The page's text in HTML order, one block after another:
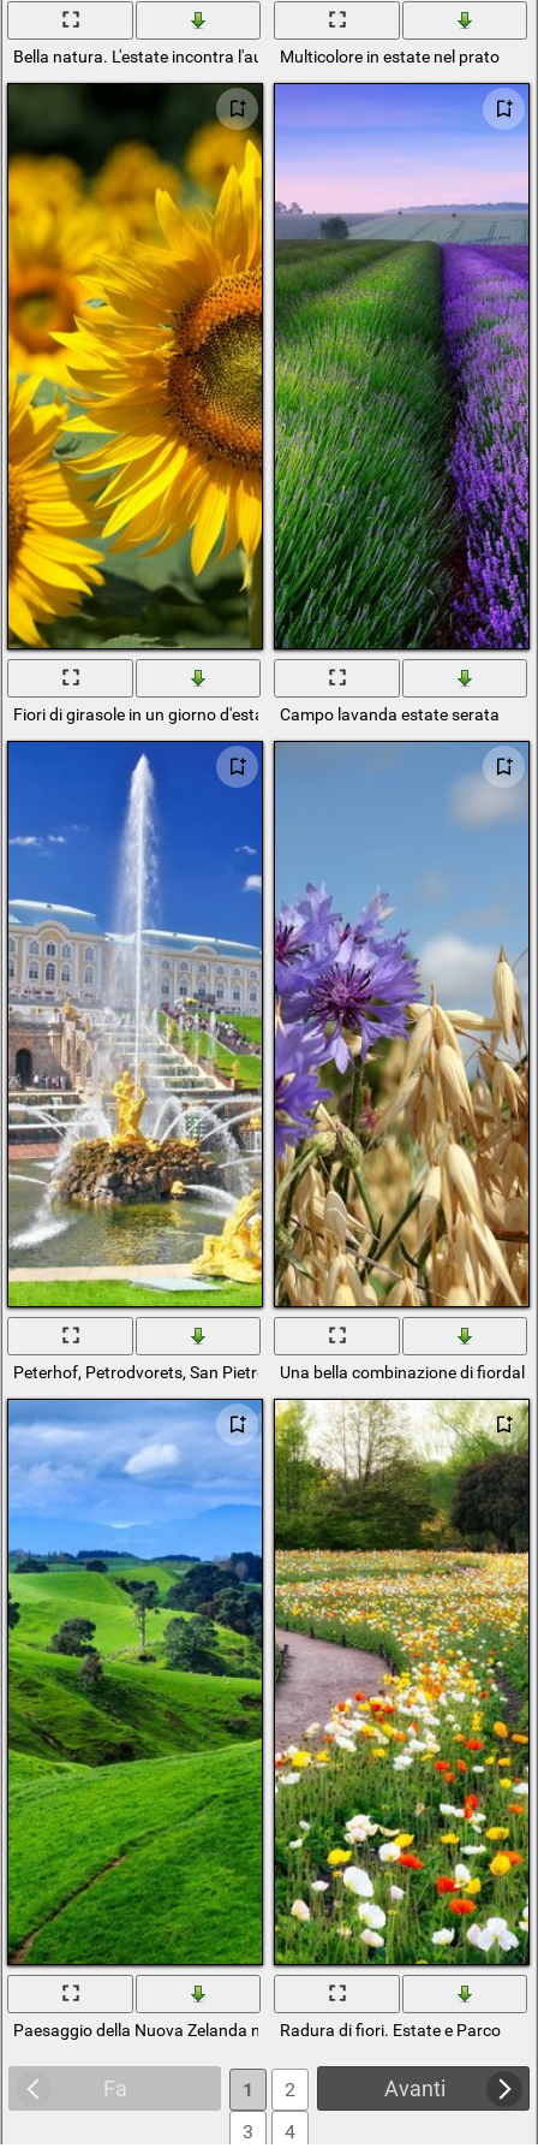
Bella natura. L'estate incontra l'autunnoMulticolore in estate nel prato
Fiori di girasole in un giorno d'estate Campo lavanda estate serata
Peterhof, Petrodvorets, San Pietroburgo, Russia, fontane in estate su
Una bella combinazione di
Paesaggio della Nuova Zelanda natura estateRadura di fiori. Estate e Parco
Fa Avanti
1
2
3
4